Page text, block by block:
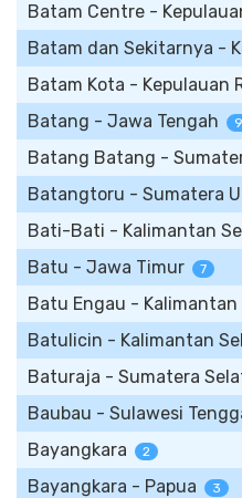
Batam Centre -
Batam dan Sekitarnya -
Batam Kota - Kepulauan
Batang - Jawa Tengah 9
Batang Batang -
Batangtoru - Sumatera
Bati-Bati - Kalimantan
Batu - Jawa Timur 7
Batu Engau - Kalimantan
Batulicin - Kalimantan
Baturaja - Sumatera
Baubau - Sulawesi
Bayangkara 2
Bayangkara - Papua 3